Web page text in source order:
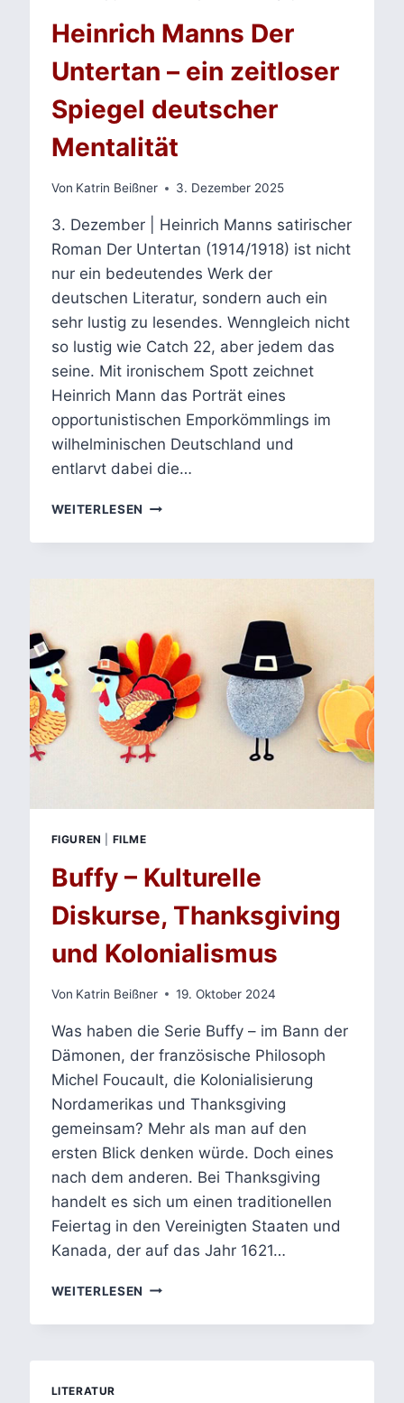
Heinrich Manns Der
Untertan – ein zeitloser
Spiegel deutscher
Mentalität
Von Katrin Beißner 3. Dezember 2025
3. Dezember | Heinrich Manns satirischer
Roman Der Untertan (1914/1918) ist nicht
nur ein bedeutendes Werk der
deutschen Literatur, sondern auch ein
sehr lustig zu lesendes. Wenngleich nicht
so lustig wie Catch 22, aber jedem das
seine. Mit ironischem Spott zeichnet
Heinrich Mann das Porträt eines
opportunistischen Emporkömmlings im
wilhelminischen Deutschland und
entlarvt dabei die…
WEITERLESEN HEINRICH
DER
–
SPIEGEL
DEUTSCHER
MENTALITÄT
FIGUREN FILME
Buffy – Kulturelle
Diskurse, Thanksgiving
und Kolonialismus
Von Katrin Beißner 19. Oktober 2024
Was haben die Serie Buffy – im Bann der
Dämonen, der französische Philosoph
Michel Foucault, die Kolonialisierung
Nordamerikas und Thanksgiving
gemeinsam? Mehr als man auf den
ersten Blick denken würde. Doch eines
nach dem anderen. Bei Thanksgiving
handelt es sich um einen traditionellen
Feiertag in den Vereinigten Staaten und
Kanada, der auf das Jahr 1621…
WEITERLESEN BUFFY
KULTURELLE
LITERATUR